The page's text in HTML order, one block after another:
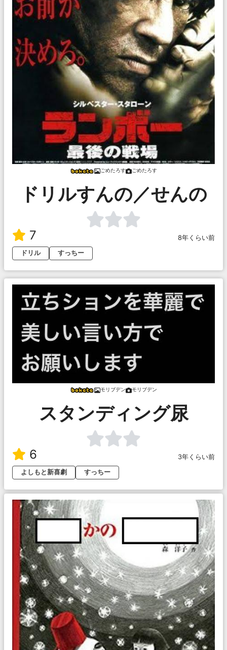
ごめたろす ごめたろす
ドリルすんの／せんの
7
8年くらい前
ドリル
すっちー
モリブデン モリブデン
スタンディング尿
6
3年くらい前
よしもと新喜劇
すっちー